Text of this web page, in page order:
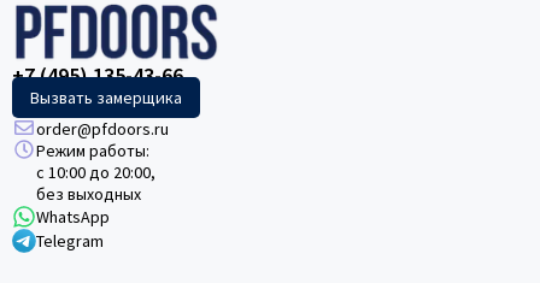
+7 (495) 135-43-66
Вызвать замерщика
order@pfdoors.ru
Режим работы:
с 10:00 до 20:00,
без выходных
WhatsApp
Telegram